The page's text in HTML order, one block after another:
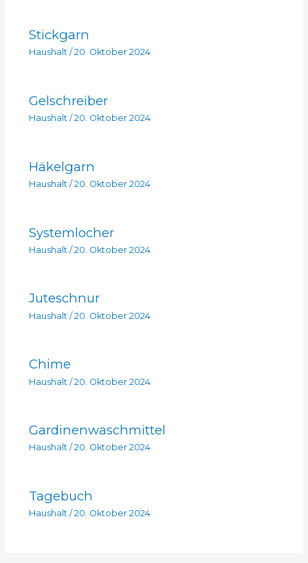
Stickgarn
Haushalt/ 20. Oktober 2024
Gelschreiber
Haushalt/ 20. Oktober 2024
Häkelgarn
Haushalt/ 20. Oktober 2024
Systemlocher
Haushalt / 20. Oktober 2024
Juteschnur
Haushalt /20. Oktober 2024
Chime
Haushalt /20. Oktober 2024
Gardinenwaschmittel
Haushalt/ 20. Oktober 2024
Tagebuch
Haushalt/ 20. Oktober 2024